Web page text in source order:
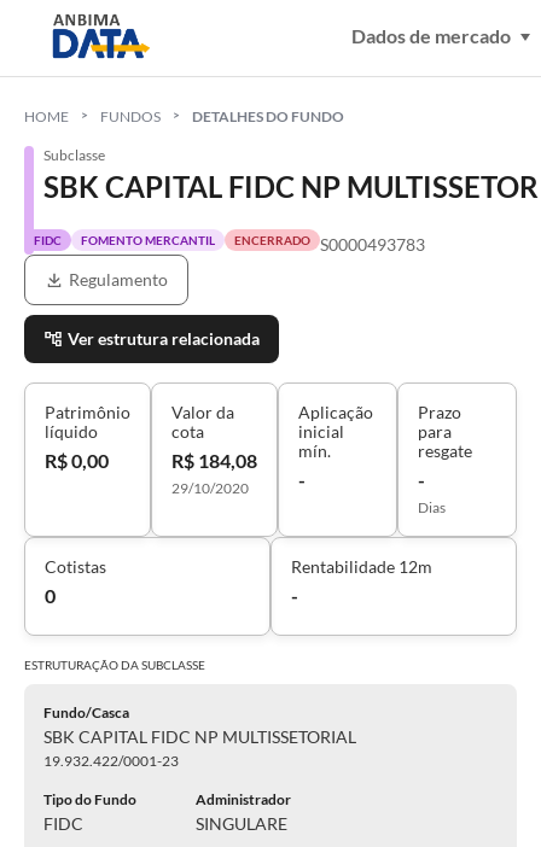
Dados de mercado
HOME FUNDOS DETALHES DO FUNDO
Subclasse
SBK CAPITAL FIDC NP
FIDC FOMENTO MERCANTIL ENCERRADO
S0000493783
Regulamento
Ver estrutura relacionada
Patrimônio
líquido
R$ 0,00
Valor da
cota
R$ 184,08
29/10/2020
Aplicação
inicial
mín.
-
Prazo
para
resgate
-
Dias
Cotistas
0
Rentabilidade 12m
-
ESTRUTURAÇÃO DASUBCLASSE
Fundo/Casca
SBK CAPITAL FIDC NP MULTISSETORIAL
19.932.422/0001-23
Tipo do Fundo
FIDC
Administrador
SINGULARE